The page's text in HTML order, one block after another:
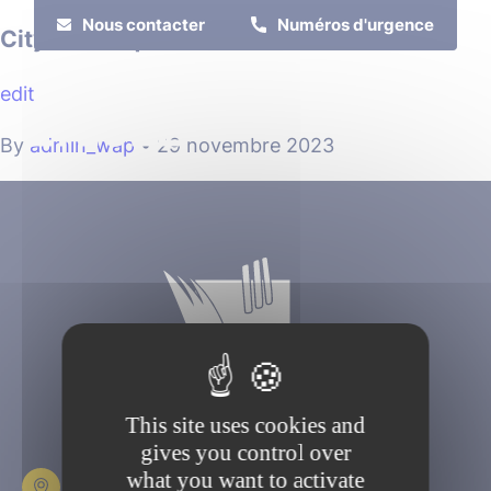
Nous contacter Numéros d'urgence
City-stade quartier « Blaizot »
edit
By admin_wap • 29 novembre 2023
Place Fulbert de Beina
Cookies management panel
This site uses cookies and
gives you control over
what you want to activate